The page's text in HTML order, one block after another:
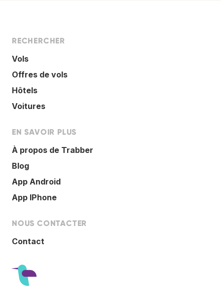
RECHERCHER
Vols
Offres de vols
Hôtels
Voitures
EN SAVOIR PLUS
À propos de Trabber
Blog
App Android
App IPhone
NOUS CONTACTER
Contact